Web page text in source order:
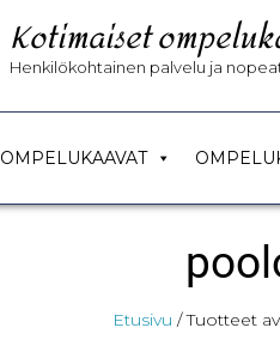
Kotimaiset
Henkilökohtainen palvelu ja
OMPELUKAAVAT
Etusivu / Tuotteet